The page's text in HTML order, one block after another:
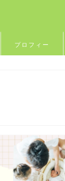
プロフィー
ル